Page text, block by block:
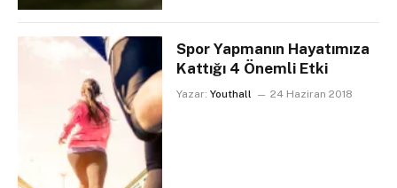
Spor Yapmanın Hayatımıza
Kattığı 4 Önemli Etki
Yazar: Youthall 24 Haziran 2018